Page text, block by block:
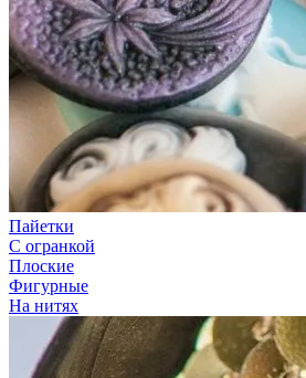
Пайетки
С огранкой
Плоские
Фигурные
На нитях